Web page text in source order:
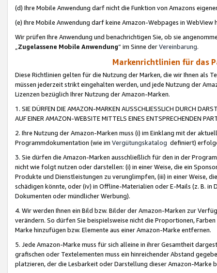
(d) Ihre Mobile Anwendung darf nicht die Funktion von Amazons
(e) Ihre Mobile Anwendung darf keine Amazon-Webpages in WebView
Wir prüfen Ihre Anwendung und benachrichtigen Sie, ob sie
„Zugelassene Mobile Anwendung“ im Sinne derVereinbarung.
Markenrichtlinien für das
Diese Richtlinien gelten für die Nutzung der Marken, die wir Ihnen als
müssen jederzeit strikt eingehalten werden, und jede Nutzung der
Lizenzen bezüglich Ihrer Nutzung der Amazon-Marken.
1. SIE DÜRFEN DIE AMAZON-MARKEN AUSSCHLIESSLICH DURCH
AUF EINER AMAZON-WEBSITE MITTELS EINES ENTSPRECHENDEN
2. Ihre Nutzung der Amazon-Marken muss (i) im Einklang mit der
Programmdokumentation (wie im Vergütungskatalog definiert)
3. Sie dürfen die Amazon-Marken ausschließlich für den in der
nicht wie folgt nutzen oder darstellen: (i) in einer Weise, die ein
Produkte und Dienstleistungen zu verunglimpfen, (iii) in einer Weise,
schädigen könnte, oder (iv) in Offline-Materialien oder E-Mails (z. B. in
Dokumenten oder mündlicher Werbung).
4. Wir werden Ihnen ein Bild bzw. Bilder der Amazon-Marken zur
verändern. So dürfen Sie beispielsweise nicht die Proportionen,
Marke hinzufügen bzw. Elemente aus einer Amazon-Marke entfernen.
5. Jede Amazon-Marke muss für sich alleine in ihrer Gesamtheit
grafischen oder Textelementen muss ein hinreichender Abstand
platzieren, der die Lesbarkeit oder Darstellung dieser Amazon-Marke